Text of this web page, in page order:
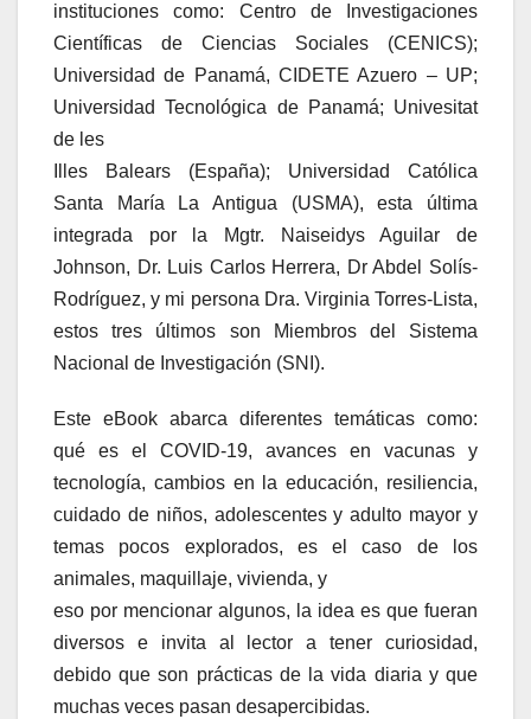
instituciones como: Centro de Investigaciones
Científicas de Ciencias Sociales (CENICS);
Universidad de Panamá, CIDETE Azuero – UP;
Universidad Tecnológica de Panamá; Univesitat
de les
Illes Balears (España); Universidad Católica
Santa María La Antigua (USMA), esta última
integrada por la Mgtr. Naiseidys Aguilar de
Johnson, Dr. Luis Carlos Herrera, Dr Abdel Solís-
Rodríguez, y mi persona Dra. Virginia Torres-Lista,
estos tres últimos son Miembros del Sistema
Nacional de Investigación (SNI).
Este eBook abarca diferentes temáticas como:
qué es el COVID-19, avances en vacunas y
tecnología, cambios en la educación, resiliencia,
cuidado de niños, adolescentes y adulto mayor y
temas pocos explorados, es el caso de los
animales, maquillaje, vivienda, y
eso por mencionar algunos, la idea es que fueran
diversos e invita al lector a tener curiosidad,
debido que son prácticas de la vida diaria y que
muchas veces pasan desapercibidas.